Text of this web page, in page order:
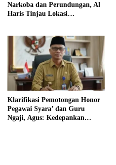
Narkoba dan Perundungan, Al
Haris Tinjau Lokasi
Klarifikasi Pemotongan Honor
Pegawai Syara’ dan Guru
Ngaji, Agus: Kedepankan